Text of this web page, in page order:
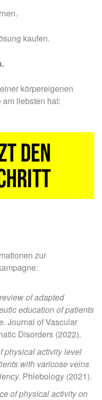
kaufen.
körpereigenen
liebsten hat:
den
zur
of adapted
education of patients
Journal of Vascular
Disorders (2022).
physical activity level
with varicose veins
Phlebology (2021).
of physical activity on